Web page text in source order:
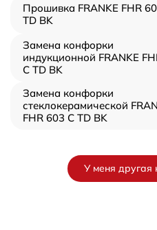
Прошивка FRANKE FHR
TD BK
Замена конфорки
индукционной FRANKE
C TD BK
Замена конфорки
стеклокерамической
FHR 603 C TD BK
У меня другая